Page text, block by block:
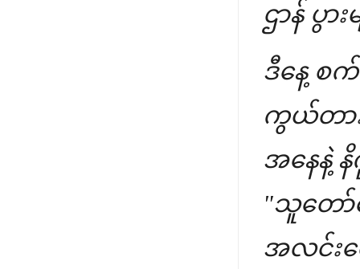
ဌာန် ပွာ
ဒီနေ့ စ
ကွယ်တား
အနေနဲ့
"သူတော်
အလင်းရ